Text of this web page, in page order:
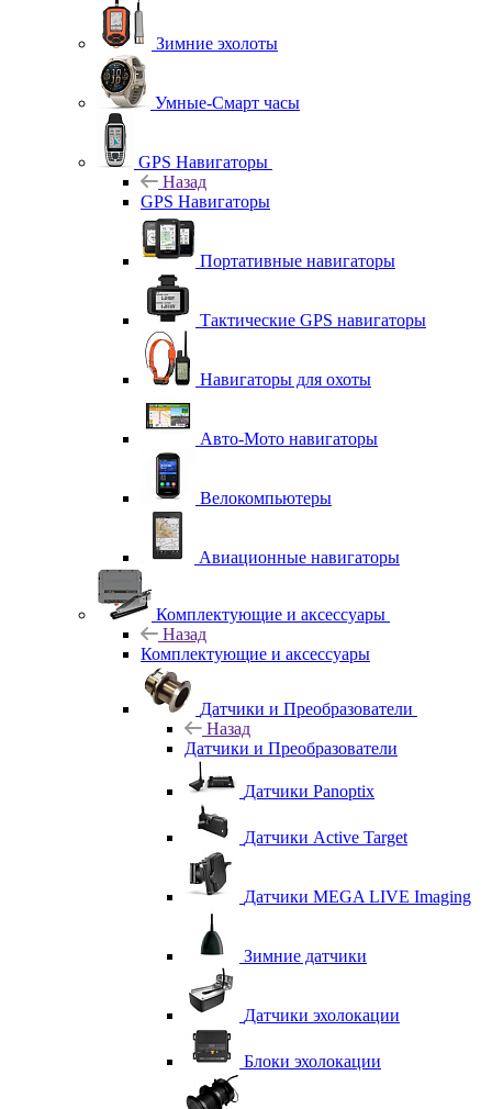
Зимние эхолоты
Умные-Смарт часы
GPS Навигаторы
Назад
GPS Навигаторы
Портативные навигаторы
Тактические GPS навигаторы
Навигаторы для охоты
Авто-Мото навигаторы
Велокомпьютеры
Авиационные навигаторы
Комплектующие и аксессуары
Назад
Комплектующие и аксессуары
Датчики и Преобразователи
Назад
Датчики и Преобразователи
Датчики Panoptix
Датчики Active Target
Датчики MEGA LIVE Imaging
Зимние датчики
Датчики эхолокации
Блоки эхолокации